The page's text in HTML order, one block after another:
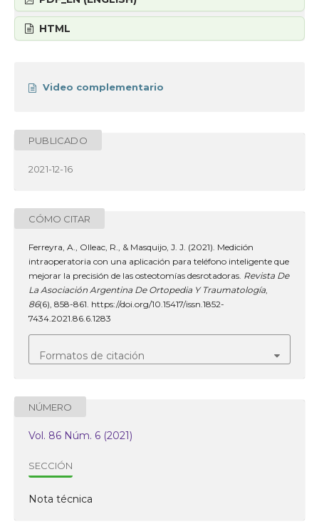
HTML
Video complementario
PUBLICADO
2021-12-16
CÓMO CITAR
Ferreyra, A., Olleac, R., & Masquijo, J. J. (2021). Medición
intraoperatoria con una aplicación para teléfono inteligente que
mejorar la precisión de las osteotomías desrotadoras. Revista De
La Asociación Argentina De Ortopedia Y Traumatología
86(6), 858-861. https://doi.org/10.15417/issn.1852-
7434.2021.86.6.1283
Formatos de citación
NÚMERO
Vol. 86 Núm. 6 (2021)
SECCIÓN
Nota técnica